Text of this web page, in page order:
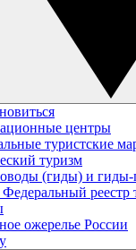
центры
туристские
туризм
(гиды) и гиды-
реестр
ожерелье России